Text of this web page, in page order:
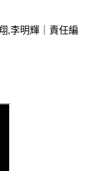
,李明輝
責任編